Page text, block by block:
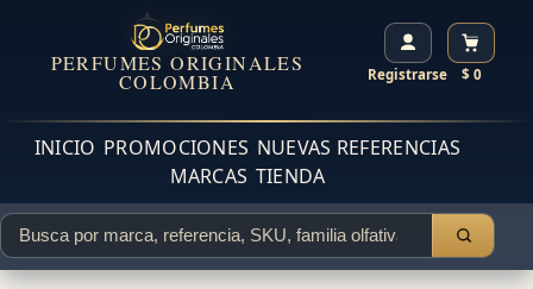
PERFUMES ORIGINALES
COLOMBIA Registrarse $ 0
INICIO PROMOCIONES NUEVAS REFERENCIAS
MARCAS TIENDA